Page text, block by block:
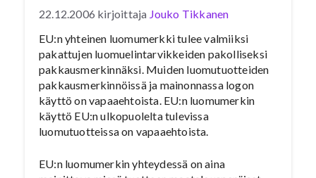
22.12.2006 kirjoittaja Jouko Tikkanen
EU:n yhteinen luomumerkki tulee valmiiksi
pakattujen luomuelintarvikkeiden pakolliseksi
pakkausmerkinnäksi. Muiden luomutuotteiden
pakkausmerkinnöissä ja mainonnassa logon
käyttö on vapaaehtoista. EU:n luomumerkin
käyttö EU:n ulkopuolelta tulevissa
luomutuotteissa on vapaaehtoista.
EU:n luomumerkin yhteydessä on aina